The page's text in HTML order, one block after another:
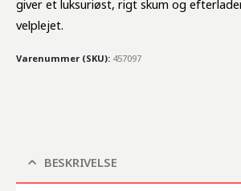
giver et luksuriøst, rigt skum og
velplejet.
Varenummer (SKU): 457097
BESKRIVELSE